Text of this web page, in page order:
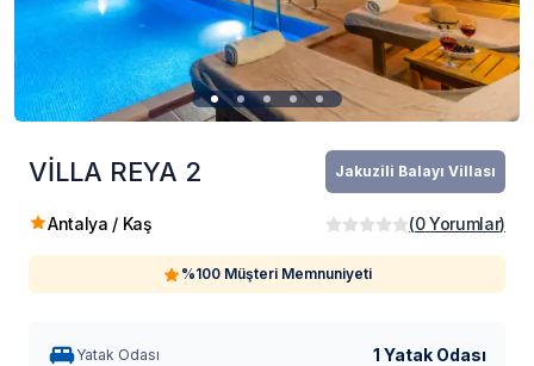
VİLLA REYA 2 Jakuzili Balayı Villası
Antalya / Kaş (0 Yorumlar)
%100 Müşteri Memnuniyeti
Yatak Odası 1 Yatak Odası